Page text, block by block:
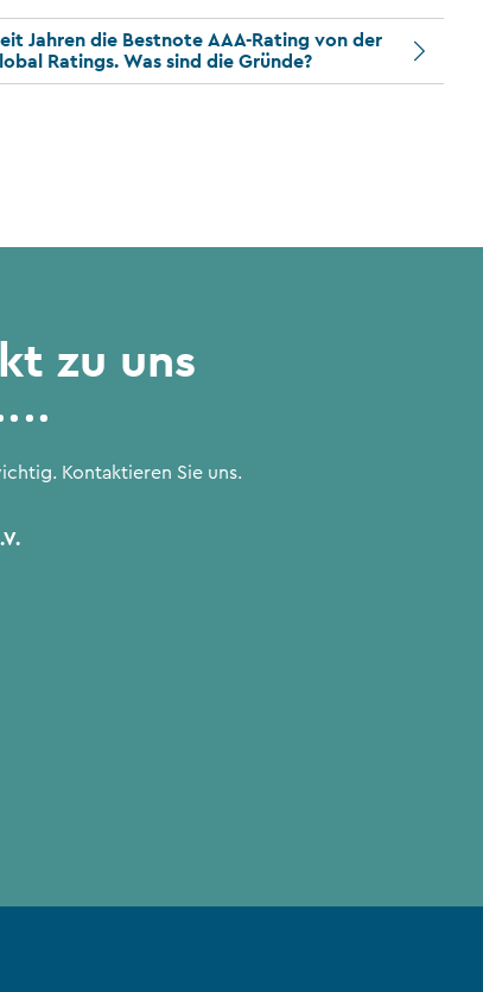
Jahren die Bestnote AAA-Rating von der
Ratings. Was sind die Gründe?
zu uns
Kontaktieren Sie uns.